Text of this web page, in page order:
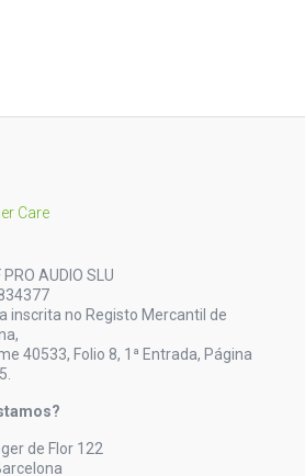
Care
PRO AUDIO SLU
inscrita no Registo Mercantil de
40533, Folio 8, 1ª Entrada, Página
de Flor 122